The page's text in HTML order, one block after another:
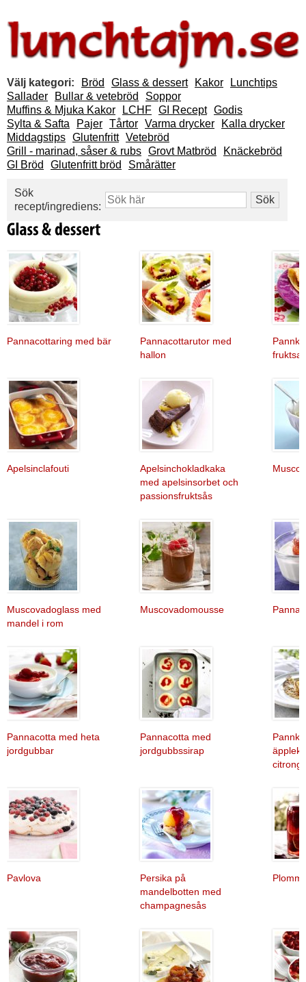
Välj kategori: Bröd Glass & dessert Kakor
Lunchtips
Sallader
Bullar & vetebröd
Soppor
Muffins & Mjuka Kakor
LCHF GI Recept Godis
Sylta & Safta
Pajer Tårtor Varma drycker
Kalla drycker
Middagstips Glutenfritt Vetebröd
Grill - marinad, såser & rubs Grovt Matbröd
Knäckebröd
GI Bröd
Glutenfritt bröd Smårätter
Sök
recept/ingrediens:
Pannacottaring med bär
Pannacottarutor med
hallon
Apelsinclafouti
Apelsinchokladkaka
med apelsinsorbet och
passionsfruktsås
Muscovadoglass med
mandel i rom
Muscovadomousse
Pannacotta med heta
jordgubbar
Pannacotta med
jordgubbssirap
Pavlova
Persika på
mandelbotten med
champagnesås